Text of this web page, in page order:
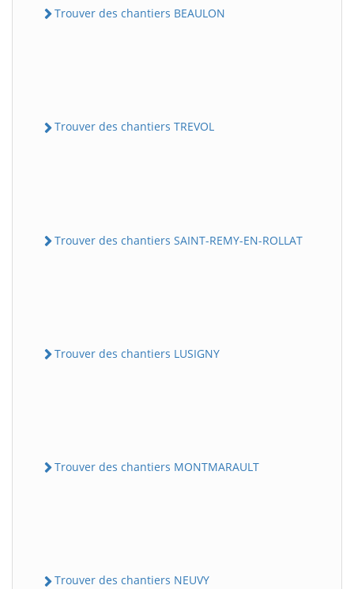
Trouver des chantiers BEAULON
Trouver des chantiers TREVOL
Trouver des chantiers SAINT-REMY-EN-ROLLAT
Trouver des chantiers LUSIGNY
Trouver des chantiers MONTMARAULT
Trouver des chantiers NEUVY